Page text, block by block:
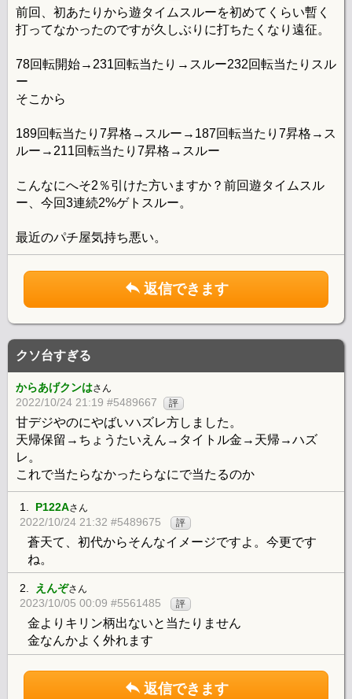
前回、初あたりから遊タイムスルーを初めてくらい暫く
打ってなかったのですが久しぶりに打ちたくなり遠征。
78回転開始→231回転当たり→スルー232回転当たりスル
ー
そこから
189回転当たり7昇格→スルー→187回転当たり7昇格→ス
ルー→211回転当たり7昇格→スルー
こんなにへそ2％引けた方いますか？前回遊タイムスル
ー、今回3連続2%ゲトスルー。
最近のパチ屋気持ち悪い。
返信できます
クソ台すぎる
からあげクンはさん
2022/10/24 21:19 #5489667 評
甘デジやのにやばいハズレ方しました。
天帰保留→ちょうたいえん→タイトル金→天帰→ハズ
レ。
これで当たらなかったらなにで当たるのか
1. P122Aさん
2022/10/24 21:32 #5489675 評
蒼天て、初代からそんなイメージですよ。今更です
ね。
2. えんぞさん
2023/10/05 00:09 #5561485 評
金よりキリン柄出ないと当たりません
金なんかよく外れます
返信できます